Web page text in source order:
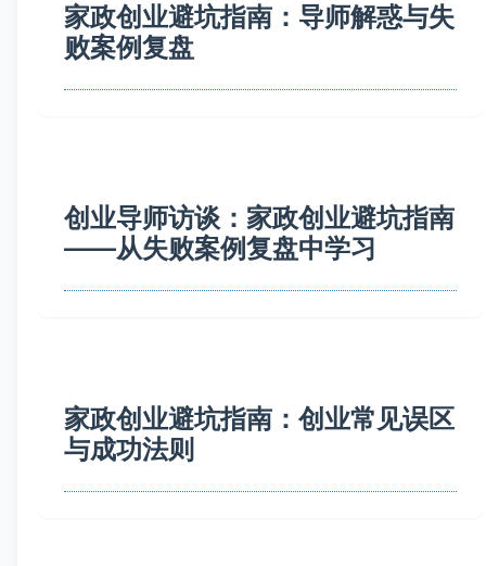
家政创业避坑指南：导师解惑与失
败案例复盘
创业导师访谈：家政创业避坑指南
——从失败案例复盘中学习
家政创业避坑指南：创业常见误区
与成功法则